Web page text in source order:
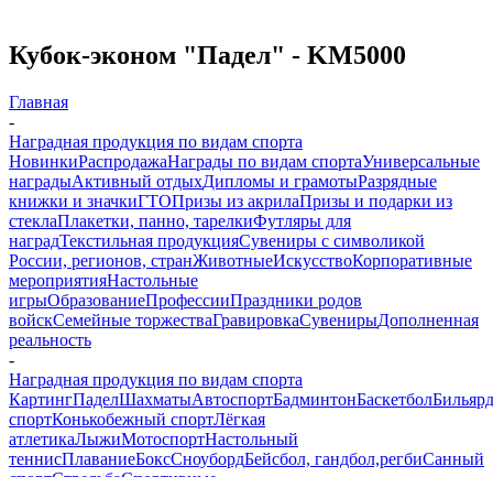
Кубок-эконом "Падел" - KM5000
Главная
-
Наградная продукция по видам спорта
НовинкиРаспродажаНаграды по видам спортаУниверсальные
наградыАктивный отдыхДипломы и грамотыРазрядные
книжки и значкиГТОПризы из акрилаПризы и подарки из
стеклаПлакетки, панно, тарелкиФутляры для
наградТекстильная продукцияСувениры с символикой
России, регионов, странЖивотныеИскусствоКорпоративные
мероприятияНастольные
игрыОбразованиеПрофессииПраздники родов
войскСемейные торжестваГравировкаСувенирыДополненная
реальность
-
Наградная продукция по видам спорта
КартингПаделШахматыАвтоспортБадминтонБаскетболБильярд
спортКонькобежный спортЛёгкая
атлетикаЛыжиМотоспортНастольный
теннисПлаваниеБоксСноубордБейсбол, гандбол,регбиСанный